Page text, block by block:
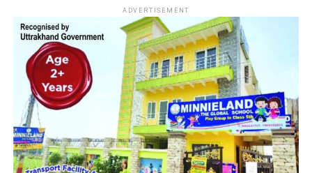
नारी निकेतन में अब जेल जैसा माहौल नहीं,
मिलेगा परिवार जैसा घर!
महिला सशक्तिकरण एवं बाल विकास विभाग की ओर से इसके लिए ‘आलंबन
गांव’ विकसित करने की योजना तैयार की जा रही है। इस योजना का उद्देश्य
नारी निकेतन में रहने वाली महिलाओं और बच्चों को सुरक्षित माहौल के साथ-
साथ घर जैसा अपनापन और स्वतंत्रता देना है।
उत्तराखंड में बन रहा ‘आलंबन गांव’
ADVERTISEMENT